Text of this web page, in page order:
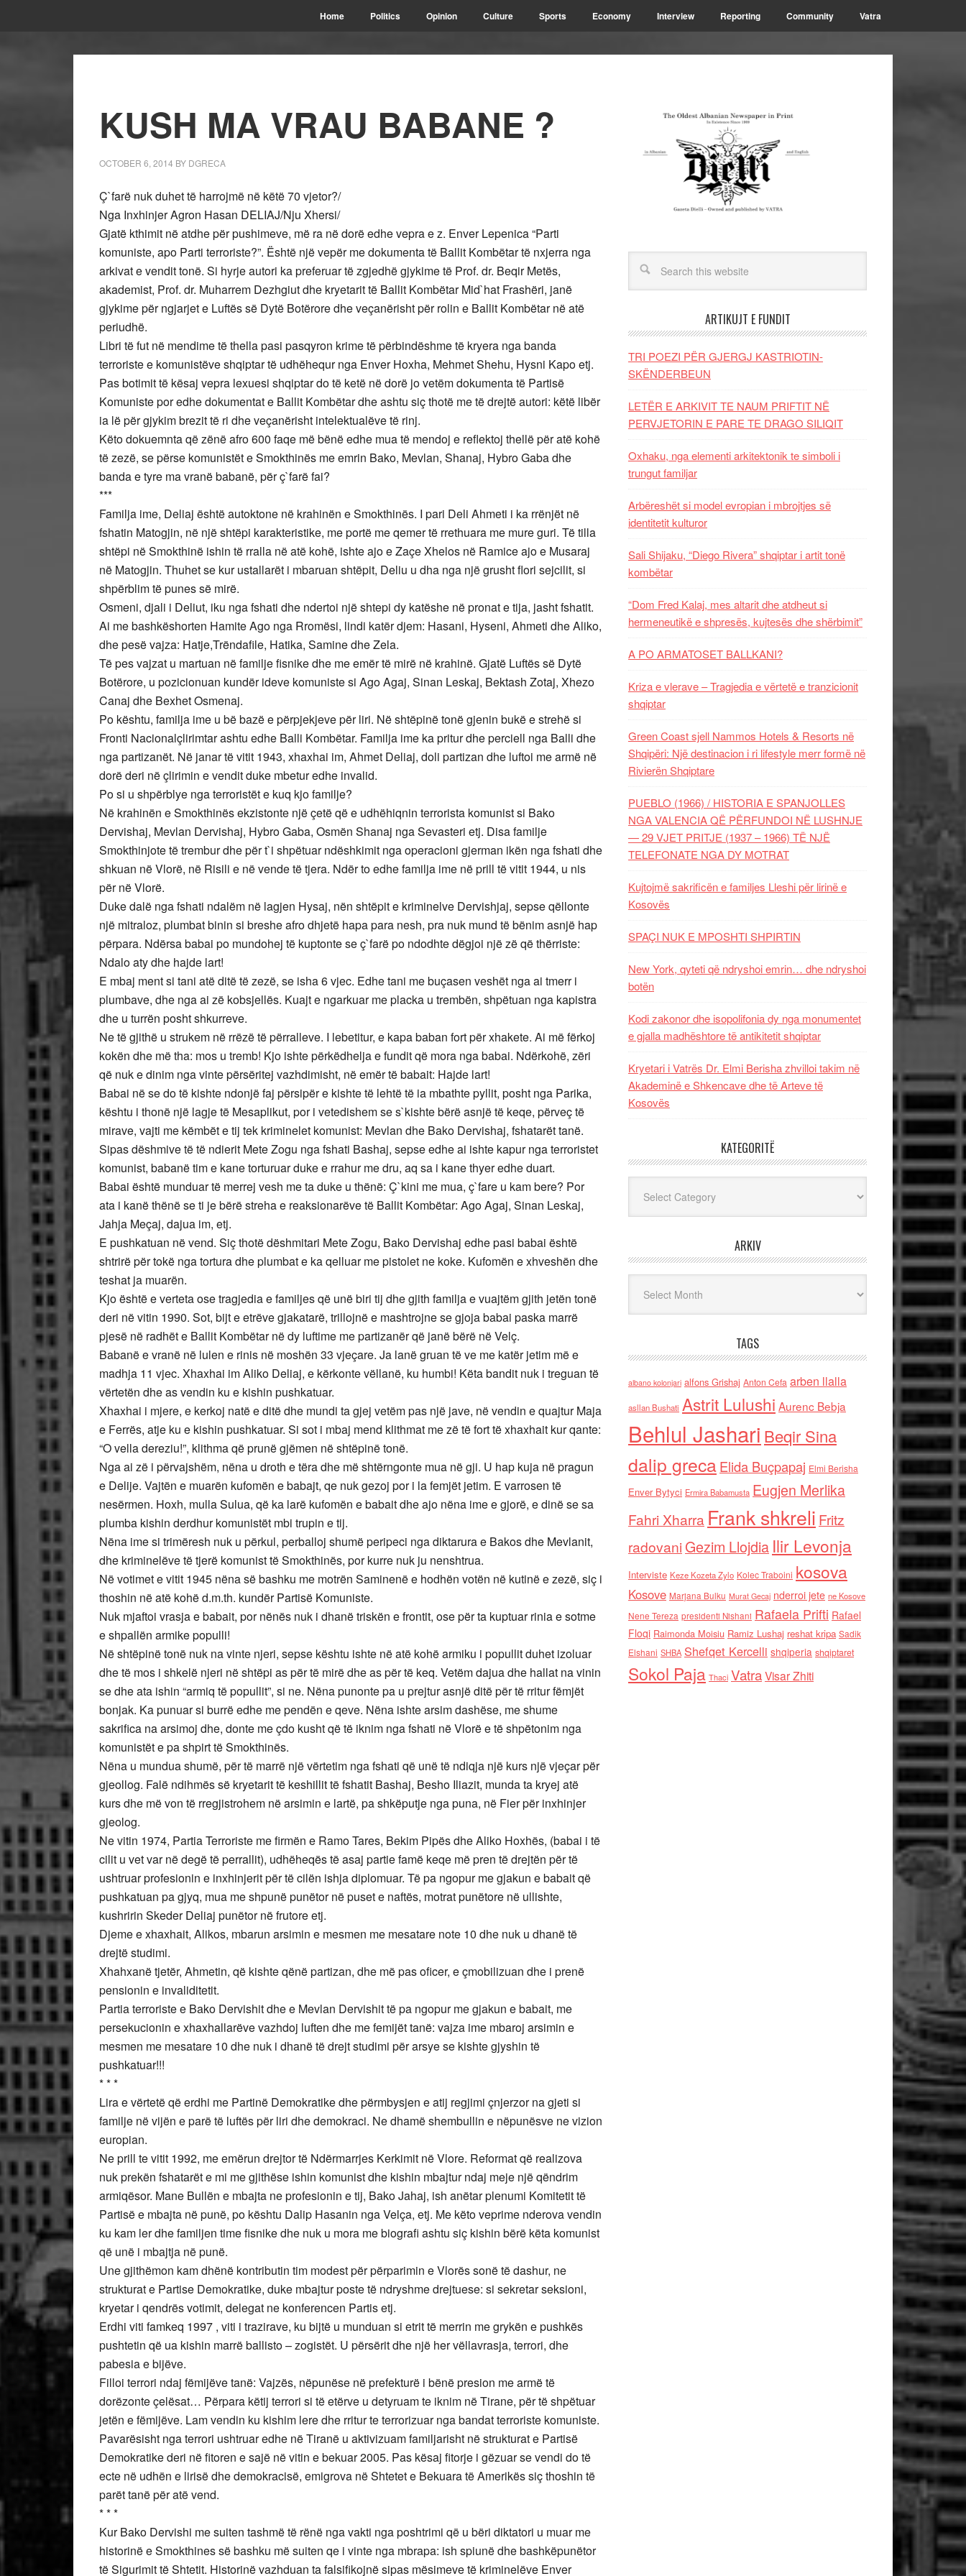
Home Politics Opinion Culture Sports Economy Interview Reporting Community Vatra
KUSH MA VRAU BABANE ?
OCTOBER 6, 2014 BY DGRECA
Ç`farë nuk duhet të harrojmë në këtë 70 vjetor?/
Nga Inxhinjer Agron Hasan DELIAJ/Nju Xhersi/
Gjatë kthimit në atdhe për pushimeve, më ra në dorë edhe vepra e z. Enver Lepenica “Parti
komuniste, apo Parti terroriste?”. Është një vepër me dokumenta të Ballit Kombëtar të nxjerra nga
arkivat e vendit tonë. Si hyrje autori ka preferuar të zgjedhë gjykime të Prof. dr. Beqir Metës,
akademist, Prof. dr. Muharrem Dezhgiut dhe kryetarit të Ballit Kombëtar Mid`hat Frashëri, janë
gjykime për ngjarjet e Luftës së Dytë Botërore dhe veçanërisht për rolin e Ballit Kombëtar në atë
periudhë.
Libri të fut në mendime të thella pasi pasqyron krime të përbindëshme të kryera nga banda
terroriste e komunistëve shqiptar të udhëhequr nga Enver Hoxha, Mehmet Shehu, Hysni Kapo etj.
Pas botimit të kësaj vepra lexuesi shqiptar do të ketë në dorë jo vetëm dokumenta të Partisë
Komuniste por edhe dokumentat e Ballit Kombëtar dhe ashtu siç thotë me të drejtë autori: këtë libër
ia lë për gjykim brezit të ri dhe veçanërisht intelektualëve të rinj.
Këto dokuemnta që zënë afro 600 faqe më bënë edhe mua të mendoj e reflektoj thellë për atë kohë
të zezë, se përse komunistët e Smokthinës me emrin Bako, Mevlan, Shanaj, Hybro Gaba dhe
banda e tyre ma vranë babanë, për ç`farë fai?
***
Familja ime, Deliaj është autoktone në krahinën e Smokthinës. I pari Deli Ahmeti i ka rrënjët në
fshatin Matogjin, në një shtëpi karakteristike, me portë me qemer të rrethuara me mure guri. Të tilla
shtëpi në Smokthinë ishin të rralla në atë kohë, ishte ajo e Zaçe Xhelos në Ramice ajo e Musaraj
në Matogjin. Thuhet se kur ustallarët i mbaruan shtëpit, Deliu u dha nga një grusht flori sejcilit, si
shpërblim të punes së mirë.
Osmeni, djali i Deliut, iku nga fshati dhe ndertoi një shtepi dy katëshe në pronat e tija, jasht fshatit.
Ai me bashkëshorten Hamite Ago nga Rromësi, lindi katër djem: Hasani, Hyseni, Ahmeti dhe Aliko,
dhe pesë vajza: Hatje,Trëndafile, Hatika, Samine dhe Zela.
Të pes vajzat u martuan në familje fisnike dhe me emër të mirë në krahinë. Gjatë Luftës së Dytë
Botërore, u pozicionuan kundër ideve komuniste si Ago Agaj, Sinan Leskaj, Bektash Zotaj, Xhezo
Canaj dhe Bexhet Osmenaj.
Po kështu, familja ime u bë bazë e përpjekjeve për liri. Në shtëpinë tonë gjenin bukë e strehë si
Fronti Nacionalçlirimtar ashtu edhe Balli Kombëtar. Familja ime ka pritur dhe perciell nga Balli dhe
nga partizanët. Në janar të vitit 1943, xhaxhai im, Ahmet Deliaj, doli partizan dhe luftoi me armë në
dorë deri në çlirimin e vendit duke mbetur edhe invalid.
Po si u shpërblye nga terroristët e kuq kjo familje?
Në krahinën e Smokthinës ekzistonte një çetë që e udhëhiqnin terrorista komunist si Bako
Dervishaj, Mevlan Dervishaj, Hybro Gaba, Osmën Shanaj nga Sevasteri etj. Disa familje
Smokthinjote të trembur dhe për t`i shpëtuar ndëshkimit nga operacioni gjerman ikën nga fshati dhe
shkuan në Vlorë, në Risili e në vende të tjera. Ndër to edhe familja ime në prill të vitit 1944, u nis
për në Vlorë.
Duke dalë nga fshati ndalëm në lagjen Hysaj, nën shtëpit e kriminelve Dervishjaj, sepse qëllonte
një mitraloz, plumbat binin si breshe afro dhjetë hapa para nesh, pra nuk mund të bënim asnjë hap
përpara. Ndërsa babai po mundohej të kuptonte se ç`farë po ndodhte dëgjoi një zë që thërriste:
Ndalo aty dhe hajde lart!
E mbaj ment si tani atë ditë të zezë, se isha 6 vjec. Edhe tani me buçasen veshët nga ai tmerr i
plumbave, dhe nga ai zë kobsjellës. Kuajt e ngarkuar me placka u trembën, shpëtuan nga kapistra
dhe u turrën posht shkurreve.
Ne të gjithë u strukem në rrëzë të përralleve. I lebetitur, e kapa baban fort për xhakete. Ai më fërkoj
kokën dhe më tha: mos u tremb! Kjo ishte përkëdhelja e fundit që mora nga babai. Ndërkohë, zëri
që nuk e dinim nga vinte përsëritej vazhdimisht, në emër të babait: Hajde lart!
Babai në se do të kishte ndonjë faj përsipër e kishte të lehtë të ia mbathte pyllit, posht nga Parika,
kështu i thonë një lagje të Mesaplikut, por i vetedishem se s`kishte bërë asnjë të keqe, përveç të
mirave, vajti me këmbët e tij tek kriminelet komunist: Mevlan dhe Bako Dervishaj, fshatarët tanë.
Sipas dëshmive të të ndierit Mete Zogu nga fshati Bashaj, sepse edhe ai ishte kapur nga terroristet
komunist, babanë tim e kane torturuar duke e rrahur me dru, aq sa i kane thyer edhe duart.
Babai është munduar të merrej vesh me ta duke u thënë: Ç`kini me mua, ç`fare u kam bere? Por
ata i kanë thënë se ti je bërë streha e reaksionarëve të Ballit Kombëtar: Ago Agaj, Sinan Leskaj,
Jahja Meçaj, dajua im, etj.
E pushkatuan në vend. Siç thotë dëshmitari Mete Zogu, Bako Dervishaj edhe pasi babai është
shtrirë për tokë nga tortura dhe plumbat e ka qelluar me pistolet ne koke. Kufomën e xhveshën dhe
teshat ja muarën.
Kjo është e verteta ose tragjedia e familjes që unë biri tij dhe gjith familja e vuajtëm gjith jetën tonë
deri në vitin 1990. Sot, bijt e etrëve gjakatarë, trillojnë e mashtrojne se gjoja babai paska marrë
pjesë në radhët e Ballit Kombëtar në dy luftime me partizanër që janë bërë në Velç.
Babanë e vranë në lulen e rinis në moshën 33 vjeçare. Ja lanë gruan të ve me katër jetim më e
madhja 11 vjec. Xhaxhai im Aliko Deliaj, e kërkonte vëllanë, ku humbi! Këta bandit nuk i treguan të
vërtetën dhe as vendin ku e kishin pushkatuar.
Xhaxhai i mjere, e kerkoj natë e ditë dhe mundi ta gjej vetëm pas një jave, në vendin e quajtur Maja
e Ferrës, atje ku e kishin pushkatuar. Si sot i mbaj mend klithmat me zë të fort të xhaxhait kur qante:
“O vella dereziu!”, klithma që prunë gjëmen në shtëpinë tonë.
Nga ai zë i përvajshëm, nëna u droth e tëra dhe më shtërngonte mua në gji. U hap kuja në pragun
e Delije. Vajtën e muarën kufomën e babajt, qe nuk gezoj por i la femjët jetim. E varrosen të
nesërmen. Hoxh, mulla Sulua, që ka larë kufomën e babait dhe ajo nëna ime e gjorë, e dinë se sa
plumba kishin derdhur komunistët mbi trupin e tij.
Nëna ime si trimëresh nuk u përkul, perballoj shumë peripeci nga diktarura e Bakos dhe Mevlanit,
dhe kriminelëve të tjerë komunist të Smokthinës, por kurre nuk ju nenshtrua.
Në votimet e vitit 1945 nëna së bashku me motrën Saminenë e hodhën votën në kutinë e zezë, siç i
thoshin në atë kohë d.m.th. kundër Partisë Komuniste.
Nuk mjaftoi vrasja e babait, por nënës nuk i dhanë triskën e frontit, ose për ta kuptuar rinia e sotme
e shpallën armike populli!
Në shtëpinë tonë nuk na vinte njeri, sepse kështu ishte në atë kohë armiku i popullit duhet izoluar
dhe të mos i shkelë njeri në shtëpi as për të mirë dhe as për të keq. Vetëm dajua dhe hallat na vinin
se dhe ata ishin “armiq të popullit”, si ne. Nëna punonte pa u prejtur asnjë ditë për të rritur fëmjët
bonjak. Ka punuar si burrë edhe me pendën e qeve. Nëna ishte arsim dashëse, me shume
sakrifica na arsimoj dhe, donte me çdo kusht që të iknim nga fshati në Vlorë e të shpëtonim nga
komunistët e pa shpirt të Smokthinës.
Nëna u mundua shumë, për të marrë një vërtetim nga fshati që unë të ndiqja një kurs një vjeçar për
gjeollog. Falë ndihmës së kryetarit të keshillit të fshatit Bashaj, Besho Iliazit, munda ta kryej atë
kurs dhe më von të rregjistrohem në arsimin e lartë, pa shkëputje nga puna, në Fier për inxhinjer
gjeolog.
Ne vitin 1974, Partia Terroriste me firmën e Ramo Tares, Bekim Pipës dhe Aliko Hoxhës, (babai i të
cilit u vet var në degë të perrallit), udhëheqës të asaj partie famë keqe më pren të drejtën për të
ushtruar profesionin e inxhinjerit për të cilën ishja diplomuar. Të pa ngopur me gjakun e babait që
pushkatuan pa gjyq, mua me shpunë punëtor në puset e naftës, motrat punëtore në ullishte,
kushririn Skeder Deliaj punëtor në frutore etj.
Djeme e xhaxhait, Alikos, mbarun arsimin e mesmen me mesatare note 10 dhe nuk u dhanë të
drejtë studimi.
Xhahxanë tjetër, Ahmetin, që kishte qënë partizan, dhe më pas oficer, e çmobilizuan dhe i prenë
pensionin e invaliditetit.
Partia terroriste e Bako Dervishit dhe e Mevlan Dervishit të pa ngopur me gjakun e babait, me
persekucionin e xhaxhallarëve vazhdoj luften dhe me femijët tanë: vajza ime mbaroj arsimin e
mesmen me mesatare 10 dhe nuk i dhanë të drejt studimi për arsye se kishte gjyshin të
pushkatuar!!!
* * *
Lira e vërtetë që erdhi me Partinë Demokratike dhe përmbysjen e atij regjimi çnjerzor na gjeti si
familje në vijën e parë të luftës për liri dhe demokraci. Ne dhamë shembullin e nëpunësve ne vizion
europian.
Ne prill te vitit 1992, me emërun drejtor të Ndërmarrjes Kerkimit në Vlore. Reformat që realizova
nuk prekën fshatarët e mi me gjithëse ishin komunist dhe kishin mbajtur ndaj meje një qëndrim
armiqësor. Mane Bullën e mbajta ne profesionin e tij, Bako Jahaj, ish anëtar plenumi Komitetit të
Partisë e mbajta në punë, po kështu Dalip Hasanin nga Velça, etj. Me këto veprime nderova vendin
ku kam ler dhe familjen time fisnike dhe nuk u mora me biografi ashtu siç kishin bërë këta komunist
që unë i mbajtja në punë.
Une gjithëmon kam dhënë kontributin tim modest për përparimin e Vlorës sonë të dashur, ne
strukturat e Partise Demokratike, duke mbajtur poste të ndryshme drejtuese: si sekretar seksioni,
kryetar i qendrës votimit, delegat ne konferencen Partis etj.
Erdhi viti famkeq 1997 , viti i trazirave, ku bijtë u munduan si etrit të merrin me grykën e pushkës
pushtetin që ua kishin marrë ballisto – zogistët. U përsërit dhe një her vëllavrasja, terrori, dhe
pabesia e bijëve.
Filloi terrori ndaj fëmijëve tanë: Vajzës, nëpunëse në prefekturë i bënë presion me armë të
dorëzonte çelësat… Përpara këtij terrori si të etërve u detyruam te iknim në Tirane, për të shpëtuar
jetën e fëmijëve. Lam vendin ku kishim lere dhe rritur te terrorizuar nga bandat terroriste komuniste.
Pavarësisht nga terrori ushtruar edhe në Tiranë u aktivizuam familjarisht në strukturat e Partisë
Demokratike deri në fitoren e sajë në vitin e bekuar 2005. Pas kësaj fitorje i gëzuar se vendi do të
ecte në udhën e lirisë dhe demokracisë, emigrova në Shtetet e Bekuara të Amerikës siç thoshin të
parët tanë për atë vend.
* * *
Kur Bako Dervishi me suiten tashmë të rënë nga vakti nga poshtrimi që u bëri diktatori u muar me
historinë e Smokthines së bashku më suiten qe i vinte nga mbrapa: ish spiunë dhe bashkëpunëtor
të Sigurimit të Shtetit. Historinë vazhduan ta falsifikojnë sipas mësimeve të kriminelëve Enver
ARTIKUJT E FUNDIT
TRI POEZI PËR GJERGJ KASTRIOTIN-
SKËNDERBEUN
LETËR E ARKIVIT TE NAUM PRIFTIT NË
PERVJETORIN E PARE TE DRAGO SILIQIT
Oxhaku, nga elementi arkitektonik te simboli i
trungut familjar
Arbëreshët si model evropian i mbrojtjes së
identitetit kulturor
Sali Shijaku, “Diego Rivera” shqiptar i artit tonë
kombëtar
“Dom Fred Kalaj, mes altarit dhe atdheut si
hermeneutikë e shpresës, kujtesës dhe shërbimit”
A PO ARMATOSET BALLKANI?
Kriza e vlerave – Tragjedia e vërtetë e tranzicionit
shqiptar
Green Coast sjell Nammos Hotels & Resorts në
Shqipëri: Një destinacion i ri lifestyle merr formë në
Rivierën Shqiptare
PUEBLO (1966) / HISTORIA E SPANJOLLES
NGA VALENCIA QË PËRFUNDOI NË LUSHNJE
— 29 VJET PRITJE (1937 – 1966) TË NJË
TELEFONATE NGA DY MOTRAT
Kujtojmë sakrificën e familjes Lleshi për lirinë e
Kosovës
SPAÇI NUK E MPOSHTI SHPIRTIN
New York, qyteti që ndryshoi emrin… dhe ndryshoi
botën
Kodi zakonor dhe isopolifonia dy nga monumentet
e gjalla madhështore të antikitetit shqiptar
Kryetari i Vatrës Dr. Elmi Berisha zhvilloi takim në
Akademinë e Shkencave dhe të Arteve të
Kosovës
KATEGORITË
ARKIV
TAGS
albano kolonjari alfons Grishaj Anton Cefa arben llalla
asllan Bushati Astrit Lulushi Aurenc Bebja
Behlul Jashari Beqir Sina
dalip grecaElida Buçpapaj Elmi Berisha
Enver Bytyci Ermira Babamusta Eugjen Merlika
Fahri Xharra Frank shkreli Fritz
radovaniGezim Llojdia Ilir Levonja
Interviste Keze Kozeta Zylo Kolec Traboini kosova
Kosove Marjana Bulku Murat Gecaj nderroi jete ne Kosove
Nene Tereza presidenti Nishani Rafaela Prifti Rafael
Floqi Raimonda Moisiu Ramiz Lushaj reshat kripa Sadik
Elshani SHBA Shefqet Kercelli shqiperia shqiptaret
Sokol Paja Thaci VatraVisar Zhiti